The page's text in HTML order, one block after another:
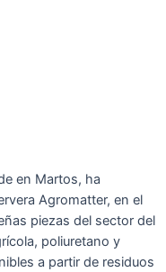
en Martos, ha
Agromatter, en el
piezas del sector del
poliuretano y
a partir de residuos